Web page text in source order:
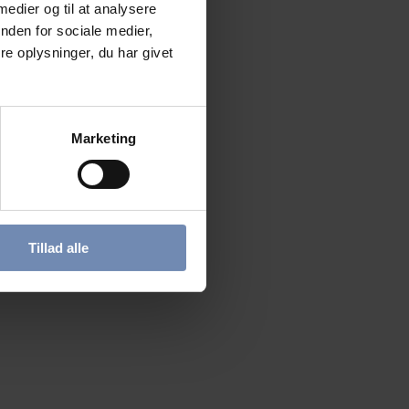
og til at analysere
for sociale medier,
oplysninger, du har givet
Marketing
Tillad alle